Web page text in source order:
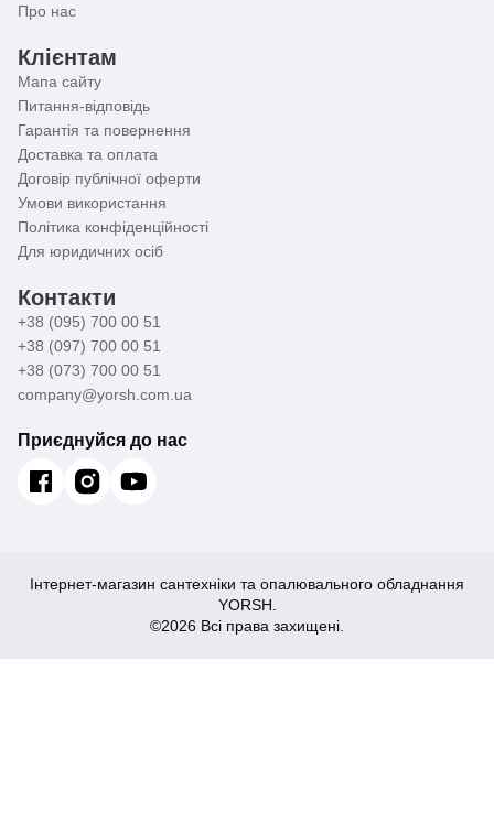
Про нас
Клієнтам
Мапа сайту
Питання-відповідь
Гарантія та повернення
Доставка та оплата
Договір публічної оферти
Умови використання
Політика конфіденційності
Для юридичних осіб
Контакти
+38 (095) 700 00 51
+38 (097) 700 00 51
+38 (073) 700 00 51
company@yorsh.com.ua
Приєднуйся до нас
Інтернет-магазин сантехніки та опалювального обладнання
YORSH.
©2026 Всі права захищені.